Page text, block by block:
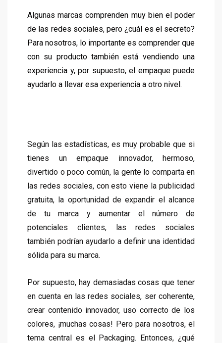
Algunas marcas comprenden muy bien el poder
de las redes sociales, pero ¿cuál es el secreto?
Para nosotros, lo importante es comprender que
con su producto también está vendiendo una
experiencia y, por supuesto, el empaque puede
ayudarlo a llevar esa experiencia a otro nivel.
Según las estadísticas, es muy probable que si
tienes un empaque innovador, hermoso,
divertido o poco común, la gente lo comparta en
las redes sociales, con esto viene la publicidad
gratuita, la oportunidad de expandir el alcance
de tu marca y aumentar el número de
potenciales clientes, las redes sociales
también podrían ayudarlo a definir una identidad
sólida para su marca.
Por supuesto, hay demasiadas cosas que tener
en cuenta en las redes sociales, ser coherente,
crear contenido innovador, uso correcto de los
colores, ¡muchas cosas! Pero para nosotros, el
tema central es el Packaging. Entonces, ¿qué